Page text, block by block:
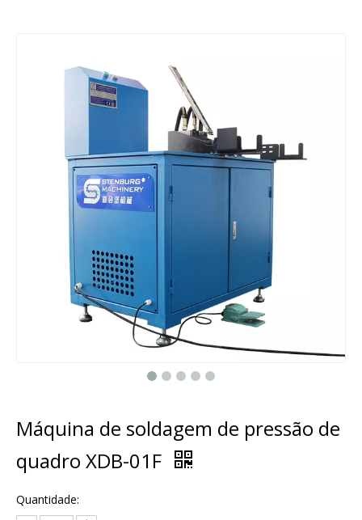
Máquina de soldagem de pressão de
quadro XDB-01F
Quantidade: